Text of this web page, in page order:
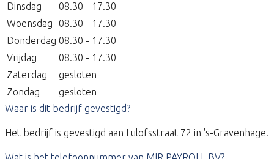
Dinsdag
08.30 - 17.30
Woensdag
08.30 - 17.30
Donderdag 08.30 - 17.30
Vrijdag
08.30 - 17.30
Zaterdag
gesloten
Zondag
gesloten
Waar is dit bedrijf gevestigd?
Het bedrijf is gevestigd aan Lulofsstraat 72 in 's-Gravenhage.